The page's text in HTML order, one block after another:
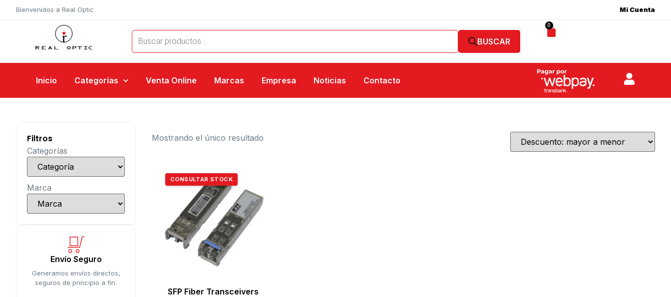
Bienvenidos a Real Optic Mi Cuenta
0
Inicio Categorías Venta Online Marcas Empresa Noticias Contacto
Filtros
Categorías
Marca
Envío Seguro
Generamos envíos directos,
seguros de principio a fin.
Mostrando el único resultado
CONSULTAR STOCK
SFP Fiber Transceivers